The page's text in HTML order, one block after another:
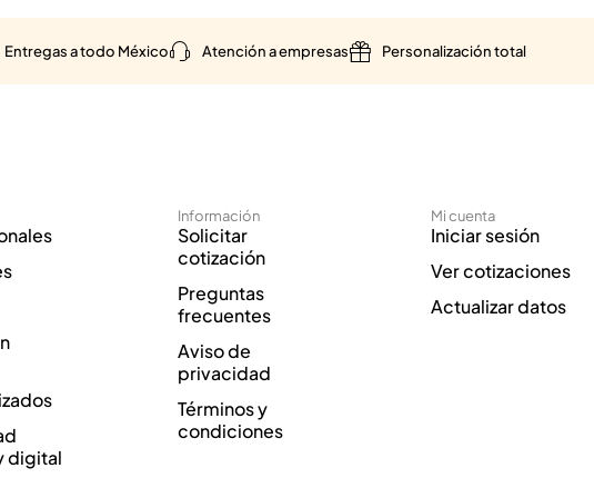
Entregas a todo México Atención a empresas Personalización total
digital
Información
Solicitar
cotización
Preguntas
frecuentes
Aviso de
privacidad
Términos y
condiciones
Mi cuenta
Iniciar sesión
Ver cotizaciones
Actualizar datos